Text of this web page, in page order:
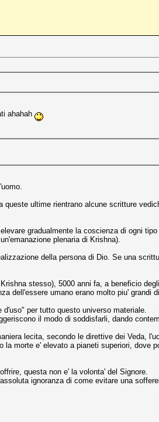
ahahah
ultime rientrano alcune scritture
gradualmente la coscienza di ogni
plenaria di Krishna).
della persona di Dio. Se una
stesso), 5000 anni fa, a beneficio
dell'essere umano erano molto piu' grandi
per tutto questo universo materiale.
il modo di soddisfarli, dando
lecita, secondo le direttive dei Veda,
morte e' elevato a pianeti superiori, dove
questa non e' la volonta' del Signore.
ignoranza di come evitare una